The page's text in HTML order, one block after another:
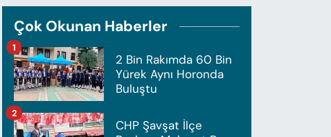
Çok Okunan Haberler
2 Bin Rakımda 60 Bin
Yürek Aynı Horonda
Buluştu
1
CHP Şavşat İlçe
2